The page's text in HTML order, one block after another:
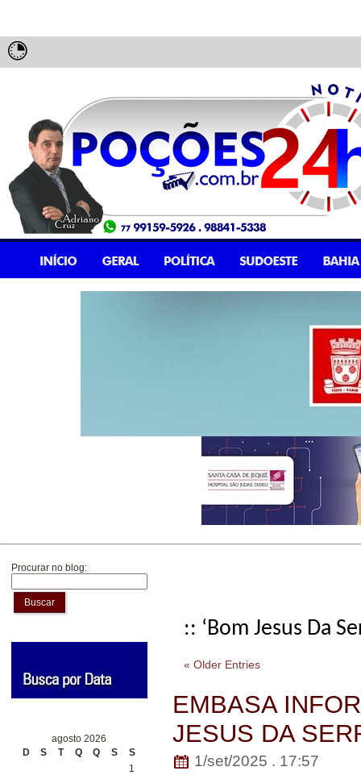
Procurar no blog:
Buscar
agosto 2026
D
S T Q Q S
S
1
:: ‘Bom Jesus Da
« Older Entries
EMBASA
JESUS DA
1/set/2025 . 17:57